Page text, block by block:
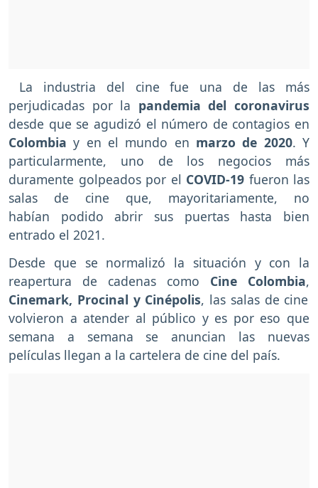
La industria del cine fue una de las más
perjudicadas por la pandemia del coronavirus
desde que se agudizó el número de contagios en
Colombiay en el mundo en marzo de 2020. Y
particularmente, uno de los negocios más
duramente golpeados por el COVID-19 fueron las
salas de cine que, mayoritariamente, no
habían podido abrir sus puertas hasta bien
entrado el 2021.
Desde que se normalizó la situación y con la
reapertura de cadenas como Cine Colombia,
Cinemark, Procinal y Cinépolis, las salas de cine
volvieron a atender al público y es por eso que
semana a semana se anuncian las nuevas
películas llegan a la cartelera de cine del país.